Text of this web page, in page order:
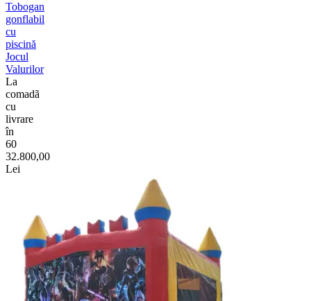
Tobogan
gonflabil
cu
piscină
Jocul
Valurilor
La
comadã
cu
livrare
în
60
32.800,00
Lei